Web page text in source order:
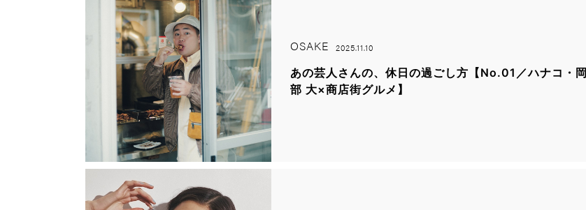
OSAKE 2025.11.10
あの芸人さんの、休日の過ごし方【No.01／ハナコ・岡
部 大×商店街グルメ】